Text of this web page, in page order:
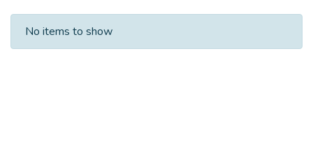
Recent Submissions
No items to show